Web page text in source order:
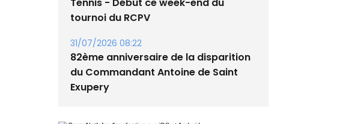
tournoi du RCPV
31/07/2026 08:22
82ème anniversaire de la disparition
du Commandant Antoine de Saint
Exupery